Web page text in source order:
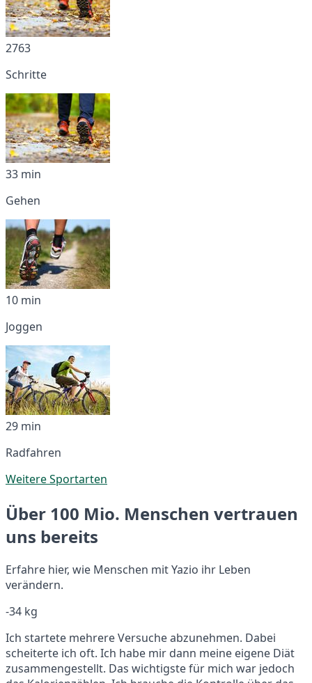
2763
Schritte
33 min
Gehen
10 min
Joggen
29 min
Radfahren
Weitere Sportarten
Über 100 Mio. Menschen vertrauen
uns bereits
Erfahre hier, wie Menschen mit Yazio ihr Leben
verändern.
-34 kg
Ich startete mehrere Versuche abzunehmen. Dabei
scheiterte ich oft. Ich habe mir dann meine eigene Diät
zusammengestellt. Das wichtigste für mich war jedoch